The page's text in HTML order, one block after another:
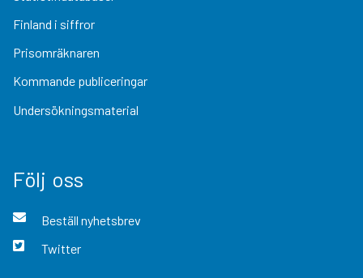
Finland i siffror
Prisomräknaren
Kommande publiceringar
Undersökningsmaterial
Följ oss
Beställ nyhetsbrev
Twitter